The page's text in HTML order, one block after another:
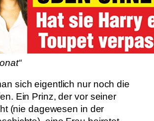
sich eigentlich nur noch die
Ein Prinz, der vor seiner
(nie dagewesen in der